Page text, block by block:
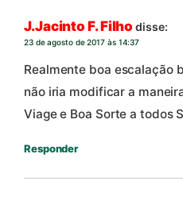
J.Jacinto F. Filho disse:
23 de agosto de 2017 às 14:37
Realmente boa escalação
não iria modificar a
Viage e Boa Sorte a todos
Responder